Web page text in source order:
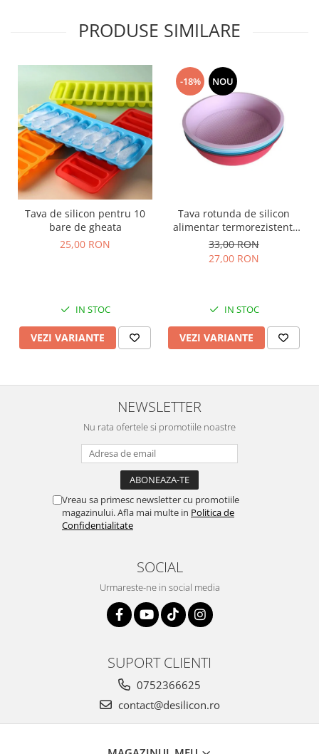
PRODUSE SIMILARE
Tava de silicon pentru 10
bare de gheata
25,00 RON
IN STOC
VEZI VARIANTE
-18% NOU
Tava rotunda de silicon
alimentar termorezistent,
25cm, pentru blat de tort,
prajitura, chec, friteuza cu
33,00 RON
27,00 RON
IN STOC
VEZI VARIANTE
NEWSLETTER
Nu rata ofertele si promotiile noastre
Vreau sa primesc newsletter cu promotiile
magazinului. Afla mai multe in Politica de
Confidentialitate
SOCIAL
Urmareste-ne in social media
SUPORT CLIENTI
0752366625
contact@desilicon.ro